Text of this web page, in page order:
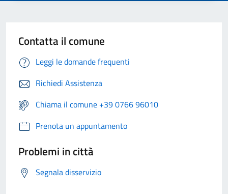
Contatta il comune
Leggi le domande frequenti
Richiedi Assistenza
Chiama il comune +39 0766 96010
Prenota un appuntamento
Problemi in città
Segnala disservizio